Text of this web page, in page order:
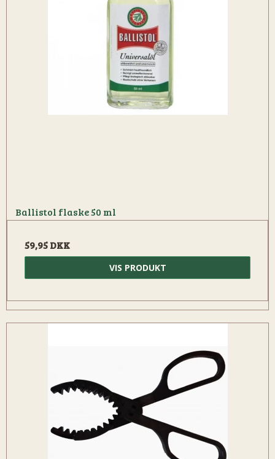
Ballistol flaske 50 ml
59,95 DKK
VIS PRODUKT